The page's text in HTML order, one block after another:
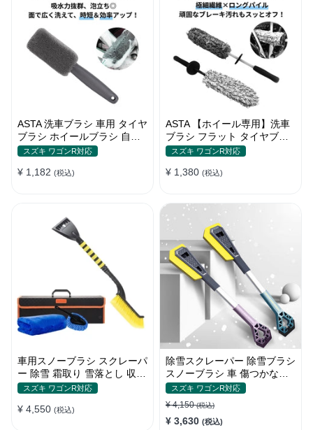
ASTA 洗車ブラシ 車用 タイヤ
ブラシ ホイールブラシ 自転
車 バイク トラック対応 洗車
掃ブラシ 1個入り
スズキ ワゴンR対応
¥ 1,182 (税込)
ASTA 【ホイール専用】洗車
ブラシ フラット タイヤブラ
シ 柔らかい毛で傷つけない
ッズ ディテールブラシ 洗車
スズキ ワゴンR対応
¥ 1,380 (税込)
車用スノーブラシ スクレーパ
ー 除雪 霜取り 雪落とし 収納
ボックス付き 2in1
スズキ ワゴンR対応
¥ 4,550 (税込)
除雪スクレーパー 除雪ブラシ
スノーブラシ 車 傷つかない
2in1多機能 車雪かき雪対策
携帯便利
スズキ ワゴンR対応
¥ 4,150 (税込)
¥ 3,630 (税込)